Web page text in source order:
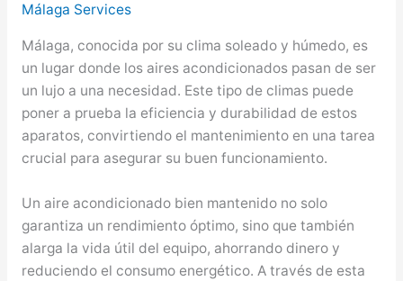
Málaga Services
Málaga, conocida por su clima soleado y húmedo, es
un lugar donde los aires acondicionados pasan de ser
un lujo a una necesidad. Este tipo de climas puede
poner a prueba la eficiencia y durabilidad de estos
aparatos, convirtiendo el mantenimiento en una tarea
crucial para asegurar su buen funcionamiento.
Un aire acondicionado bien mantenido no solo
garantiza un rendimiento óptimo, sino que también
alarga la vida útil del equipo, ahorrando dinero y
reduciendo el consumo energético. A través de esta